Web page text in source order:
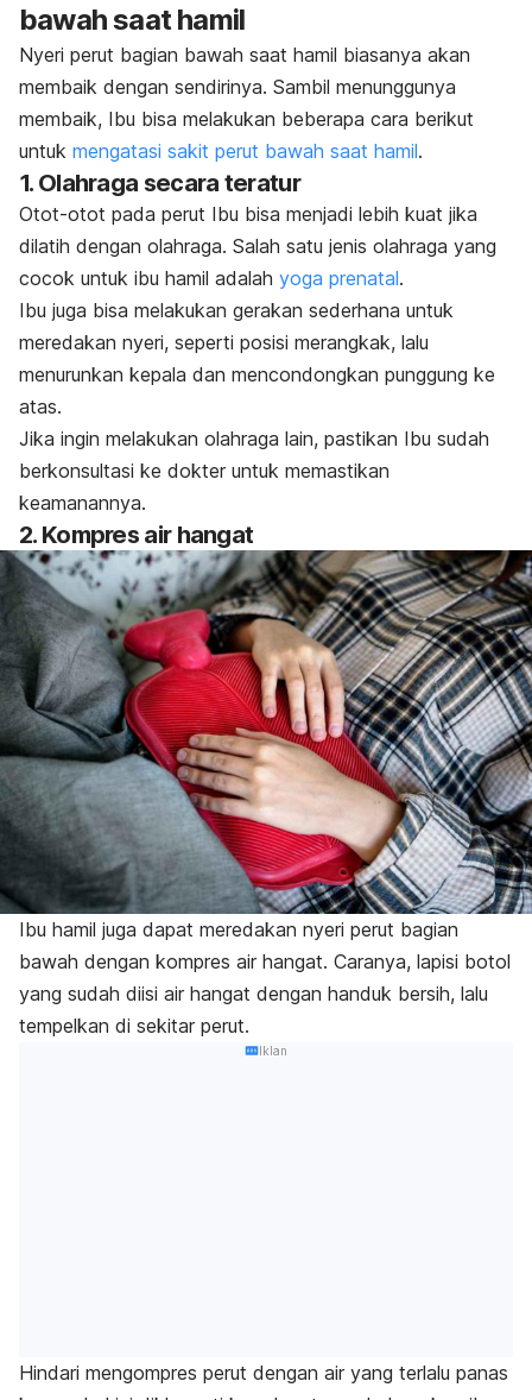
bawah saat hamil
Nyeri perut bagian bawah saat hamil biasanya akan
membaik dengan sendirinya. Sambil menunggunya
membaik, Ibu bisa melakukan beberapa cara berikut
untuk mengatasi sakit perut bawah saat hamil.
1. Olahraga secara teratur
Otot-otot pada perut Ibu bisa menjadi lebih kuat jika
dilatih dengan olahraga. Salah satu jenis olahraga yang
cocok untuk ibu hamil adalah yoga prenatal.
Ibu juga bisa melakukan gerakan sederhana untuk
meredakan nyeri, seperti posisi merangkak, lalu
menurunkan kepala dan mencondongkan punggung ke
atas.
Jika ingin melakukan olahraga lain, pastikan Ibu sudah
berkonsultasi ke dokter untuk memastikan
keamanannya.
2. Kompres air hangat
Ibu hamil juga dapat meredakan nyeri perut bagian
bawah dengan kompres air hangat. Caranya, lapisi botol
yang sudah diisi air hangat dengan handuk bersih, lalu
tempelkan di sekitar perut.
Iklan
Hindari mengompres perut dengan air yang terlalu panas